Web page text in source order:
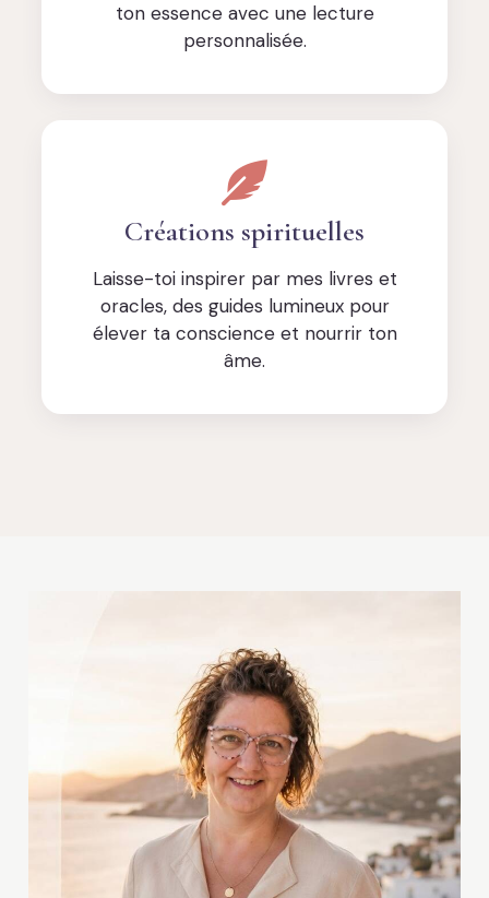
ton essence avec une lecture
personnalisée.
Créations spirituelles
Laisse-toi inspirer par mes livres et
oracles, des guides lumineux pour
élever ta conscience et nourrir ton
âme.